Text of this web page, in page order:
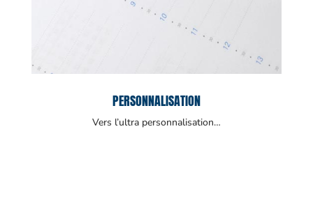
PERSONNALISATION
Vers l’ultra personnalisation…